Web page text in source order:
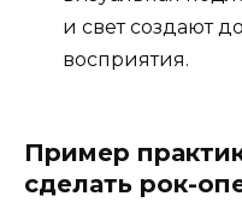
и свет создают
восприятия.
Пример
сделать рок-